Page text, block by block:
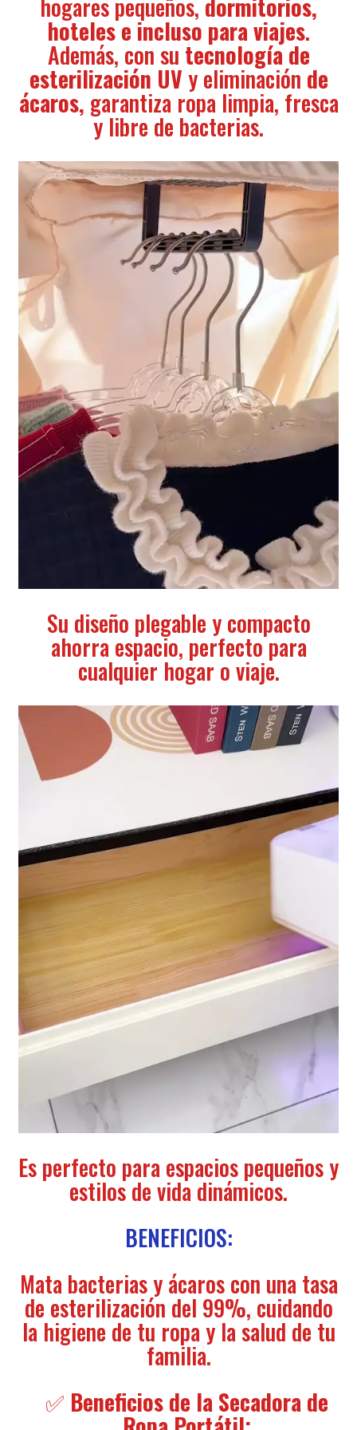
hoteles e incluso para viajes.
Además, con su tecnología de
esterilización UVy eliminación de
ácaros, garantiza ropa limpia, fresca
y libre de bacterias.
Su diseño plegable y compacto
ahorra espacio, perfecto para
cualquier hogar o viaje.
Es perfecto para espacios pequeños y
estilos de vida dinámicos.
BENEFICIOS:
Mata bacterias y ácaros con una tasa
de esterilización del 99%, cuidando
la higiene de tu ropa y la salud de tu
familia.
✅ Beneficios de la Secadora de